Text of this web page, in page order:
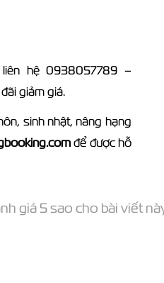
hệ 0938057789 –
giảm giá.
sinh nhật, nâng hạng
để được hỗ
giá 5 sao cho bài viết